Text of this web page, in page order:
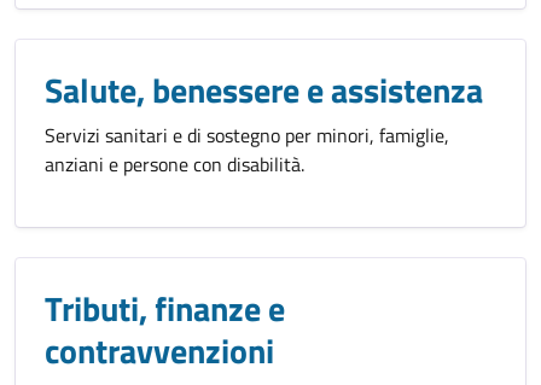
Salute, benessere e assistenza
Servizi sanitari e di sostegno per minori, famiglie,
anziani e persone con disabilità.
Tributi, finanze e
contravvenzioni